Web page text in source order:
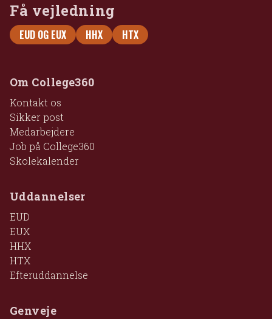
Få vejledning
EUD OG EUX HHX HTX
Om College360
Kontakt os
Sikker post
Medarbejdere
Job på College360
Skolekalender
Uddannelser
EUD
EUX
HHX
HTX
Efteruddannelse
Genveje